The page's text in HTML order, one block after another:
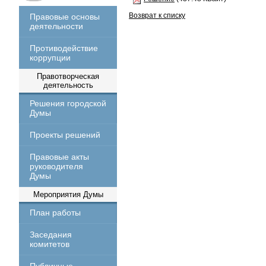
Правовые основы
деятельности
Противодействие
коррупции
Правотворческая
деятельность
Решения городской
Думы
Проекты решений
Правовые акты
руководителя
Думы
Мероприятия Думы
План работы
Заседания
комитетов
Возврат к списку